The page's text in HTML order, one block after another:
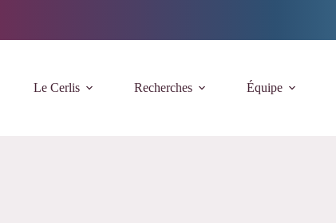
Le Cerlis Recherches Équipe